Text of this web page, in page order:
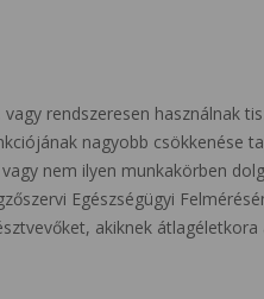
rendszeresen használnak
nagyobb csökkenése
nem ilyen munkakörben
Egészségügyi
akiknek